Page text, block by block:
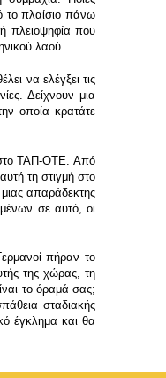
το πλαίσιο πάνω
πλειοψηφία που
λαού.
να ελέγξει τις
Δείχνουν μια
οποία κρατάτε
στο ΤΑΠ-ΟΤΕ. Από
τη στιγμή στο
απαράδεκτης
σε αυτό, οι
πήραν το
της χώρας, τη
το όραμά σας;
σταδιακής
έγκλημα και θα